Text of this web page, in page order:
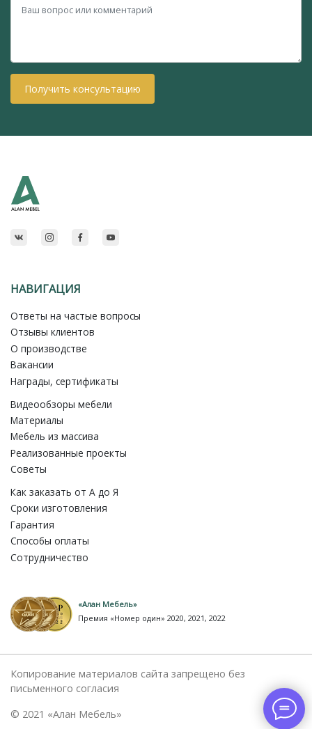
Получить консультацию
НАВИГАЦИЯ
Ответы на частые вопросы
Отзывы клиентов
О производстве
Вакансии
Награды, сертификаты
Видеообзоры мебели
Материалы
Мебель из массива
Реализованные проекты
Советы
Как заказать от A до Я
Сроки изготовления
Гарантия
Способы оплаты
Сотрудничество
«Алан Мебель»
Премия «Номер один» 2020, 2021, 2022
Копирование материалов сайта запрещено без
письменного согласия
© 2021 «Алан Мебель»